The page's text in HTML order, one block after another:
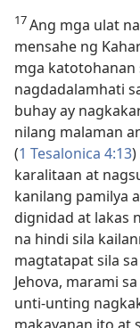
17Ang mga ulat
mensahe ng
mga katotohanan
nagdadalamhati
buhay ay
nilang malaman
(1 Tesalonica 4:13
karalitaan at
kanilang pamilya
dignidad at lakas
na hindi sila
magtatapat sila
Jehova, marami
unti-unting